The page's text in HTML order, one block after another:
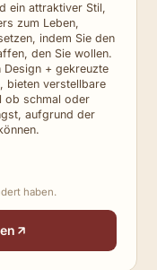
ein attraktiver Stil,
zum Leben,
indem Sie den
den Sie wollen.
Design + gekreuzte
bieten verstellbare
ob schmal oder
aufgrund der
haben.